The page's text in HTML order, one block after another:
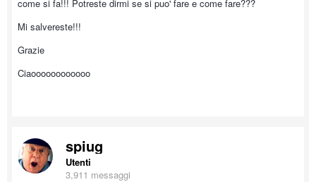
come si fa!!! Potreste dirmi se si puo' fare e come fare???
Mi salvereste!!!
Grazie
Ciaoooooooooooo
spiug
Utenti
3,911 messaggi